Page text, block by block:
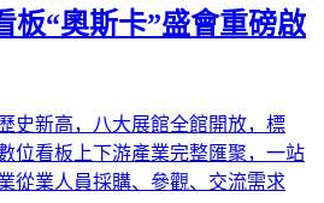
板“奧斯卡”盛會重磅啟
史新高，八大展館全館開放，標
位看板上下游產業完整匯聚，一站
從業人員採購、參觀、交流需求